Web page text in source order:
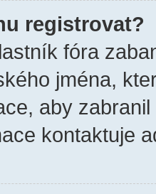
registrovat?
fóra
jména,
aby
kontaktuje